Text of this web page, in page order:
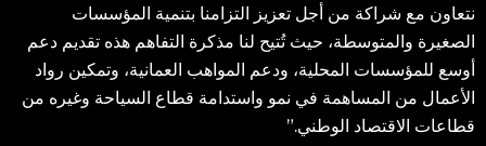
نتعاون مع شراكة من أجل تعزيز التزامنا بتنمية المؤسسات
الصغيرة والمتوسطة، حيث تُتيح لنا مذكرة التفاهم هذه تقديم دعم
أوسع للمؤسسات المحلية، ودعم المواهب العمانية، وتمكين رواد
الأعمال من المساهمة في نمو واستدامة قطاع السياحة وغيره من
قطاعات الاقتصاد الوطني.”